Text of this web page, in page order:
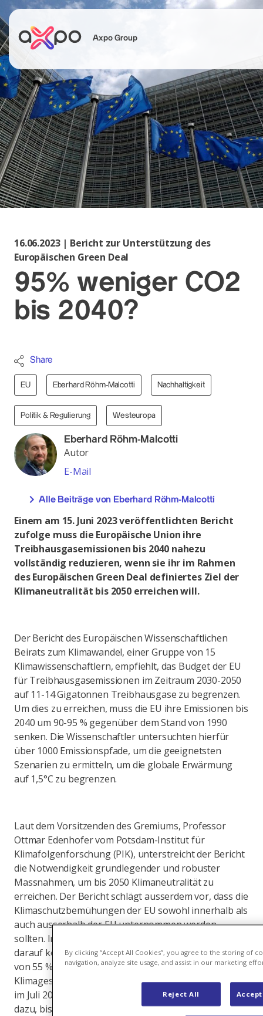
Axpo Group
Suchen
16.06.2023 | Bericht zur Unterstützung des
Europäischen Green Deal
95% weniger CO2
bis 2040?
Share
EU Eberhard Röhm-Malcotti Nachhaltigkeit
Politik & Regulierung Westeuropa
Eberhard Röhm-Malcotti
Autor
E-Mail
Alle Beiträge von Eberhard Röhm-Malcotti
Einem am 15. Juni 2023 veröffentlichten Bericht
zufolge muss die Europäische Union ihre
Treibhausgasemissionen bis 2040 nahezu
vollständig reduzieren, wenn sie ihr im Rahmen
des Europäischen Green Deal definiertes Ziel der
Klimaneutralität bis 2050 erreichen will.
Der Bericht des Europäischen Wissenschaftlichen
Beirats zum Klimawandel, einer Gruppe von 15
Klimawissenschaftlern, empfiehlt, das Budget der EU
für Treibhausgasemissionen im Zeitraum 2030-2050
auf 11-14 Gigatonnen Treibhausgase zu begrenzen.
Um dies zu erreichen, muss die EU ihre Emissionen bis
2040 um 90-95 % gegenüber dem Stand von 1990
senken. Die Wissenschaftler untersuchten hierfür
über 1000 Emissionspfade, um die geeignetsten
Szenarien zu ermitteln, um die globale Erwärmung
auf 1,5°C zu begrenzen.
Laut dem Vorsitzenden des Gremiums, Professor
Ottmar Edenhofer vom Potsdam-Institut für
Klimafolgenforschung (PIK), unterstreicht der Bericht
die Notwendigkeit grundlegender und robuster
Massnahmen, um bis 2050 Klimaneutralität zu
erreichen. Der Bericht schlägt ausserdem vor, dass die
Klimaschutzbemühungen der EU sowohl innerhalb als
auch ausserhalb der EU unternommen werden
sollten. In einem ersten Schritt sollte sich die EU
darauf konzentrieren, das derzeitige Reduktionsziel
von 55 % bis 2030 zu erreichen, wie es im EU-
Klimagesetz vorgesehen ist. Das EU-Klimagesetz war
im Juli 2021 in Kraft getreten und verpflichtet die EU
dazu, bis 2050 klimaneutral zu werden; zudem muss
By clicking “Accept All Cookies”, you agree to the storing of
navigation, analyze site usage, and assist in our marketing
Reject All